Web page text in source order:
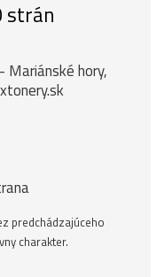
strán
hory,
predchádzajúceho
charakter.